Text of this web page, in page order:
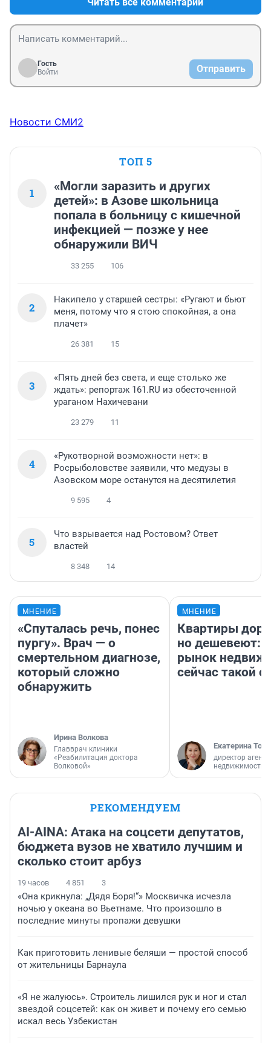
Читать все комментарии
Гость
Войти
Отправить
Новости СМИ2
ТОП 5
1
«Могли заразить и других
детей»: в Азове школьница
попала в больницу с кишечной
инфекцией — позже у нее
обнаружили ВИЧ
33 255 106
2
Накипело у старшей сестры: «Ругают и бьют
меня, потому что я стою спокойная, а она
плачет»
26 381 15
3
«Пять дней без света, и еще столько же
ждать»: репортаж 161.RU из обесточенной
ураганом Нахичевани
23 279 11
4
«Рукотворной возможности нет»: в
Росрыболовстве заявили, что медузы в
Азовском море останутся на десятилетия
9 595 4
5
Что взрывается над Ростовом? Ответ
властей
8 348 14
МНЕНИЕ
«Спуталась речь, понес
пургу». Врач — о
смертельном диагнозе,
который сложно
обнаружить
Ирина Волкова
Главврач клиники
«Реабилитация доктора
Волковой»
МНЕНИЕ
Квартиры
но дешевеют:
рынок
сейчас такой
Екатерина
директор
недвижимости
РЕКОМЕНДУЕМ
AI-AINA: Атака на соцсети депутатов,
бюджета вузов не хватило лучшим и
сколько стоит арбуз
19 часов 4 851 3
«Она крикнула: „Дядя Боря!“» Москвичка исчезла
ночью у океана во Вьетнаме. Что произошло в
последние минуты пропажи девушки
Как приготовить ленивые беляши — простой способ
от жительницы Барнаула
«Я не жалуюсь». Строитель лишился рук и ног и стал
звездой соцсетей: как он живет и почему его семью
искал весь Узбекистан